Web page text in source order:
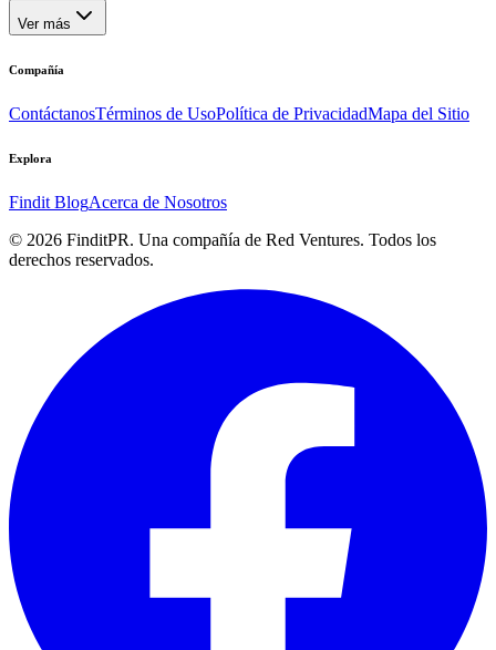
Ver más
Compañía
ContáctanosTérminos de UsoPolítica de PrivacidadMapa del Sitio
Explora
Findit BlogAcerca de Nosotros
© 2026 FinditPR. Una compañía de Red Ventures. Todos los
derechos reservados.